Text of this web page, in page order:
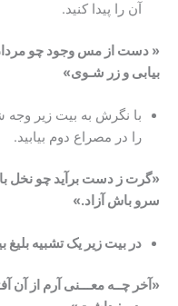
آن را پیدا کنید.
« دست از مس وجود چو
بیابی و زر شـوی»
با نگرش به بیت زیر
را در مصراع دوم بیابید.
«گرت ز دست برآید چو
سرو باش آزاد.»
در بیت زیر یک تشبیه بلیغ
«آخر چــه معـــنی آرم از